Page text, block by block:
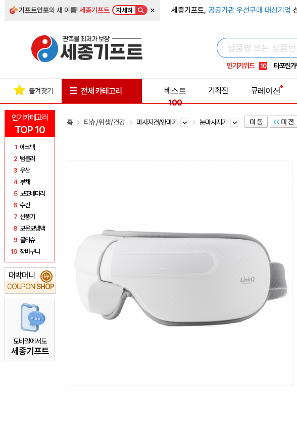
기프트인포의 새 이름!세종기프트 자세히 × 세종기프트, 공공기관 우선구매 대상기업
인기키워드
6 우산
9 넥쿨러
10 타포린
인기카테고리
TOP 10
1 에코백
2 텀블러
3 우산
4 부채
5 보조배터리
6 수건
7 선풍기
8 보온보냉백
9 물티슈
10 장바구니
대박머니
COUPON SHOP
₩
모바일에서도
세종기프트
즐겨찾기 전체 카테고리
베스트
100
기획전 큐레이션
홈 티슈/위생/건강 마사지건/안마기 눈마사지기